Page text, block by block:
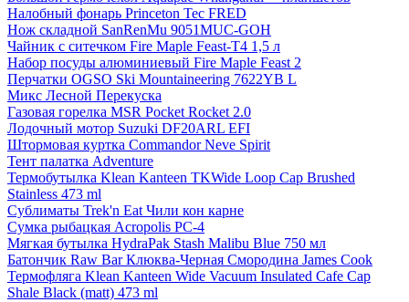
Налобный фонарь Princeton Tec FRED
Нож складной SanRenMu 9051MUC-GOH
Чайник с ситечком Fire Maple Feast-Т4 1,5 л
Набор посуды алюминиевый Fire Maple Feast 2
Перчатки OGSO Ski Mountaineering 7622YB L
Микс Лесной Перекуска
Газовая горелка MSR Pocket Rocket 2.0
Лодочный мотор Suzuki DF20ARL EFI
Штормовая куртка Commandor Neve Spirit
Тент палатка Adventure
Термобутылка Klean Kanteen TKWide Loop Cap Brushed
Stainless 473 ml
Сублиматы Trek'n Eat Чили кон карне
Сумка рыбацкая Acropolis РС-4
Мягкая бутылка HydraPak Stash Malibu Blue 750 мл
Батончик Raw Bar Клюква-Черная Смородина James Cook
Термофляга Klean Kanteen Wide Vacuum Insulated Cafe Cap
Shale Black (matt) 473 ml